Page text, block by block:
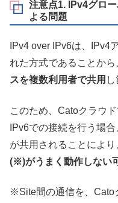
注意点1. IPv4グロ
よる問題
IPv4 over IPv6は、IPv4
れた方式であることから
スを複数利用者で共用
このため、Catoクラウ
IPv6での接続を行う場
が共用されることにより
(※)がうまく動作しない
※Site間の通信を、Cato